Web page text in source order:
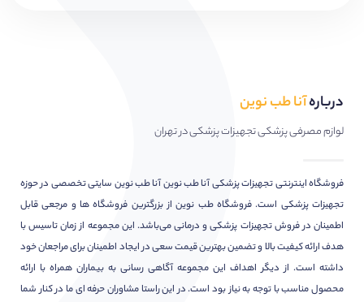
دربارهآنا طب نوین
لوازم مصرفی پزشکی تجهیزات پزشکی در تهران
فروشگاه اینترنتی تجهیزات پزشکی آنا طب نوین آنا طب نوین سایتی تخصصی در حوزه
تجهیزات پزشکی است. فروشگاه طب نوین از بزرگترین فروشگاه ها و مرجعی قابل
اطمینان در فروش تجهیزات پزشکی و درمانی می‌باشد. این مجموعه از زمان تاسیس با
هدف ارائه کیفیت بالا و تضمین بهترین قیمت سعی در ایجاد اطمینان برای مراجعان خود
داشته است. از دیگر اهداف این مجموعه آگاهی رسانی به بیماران همراه با ارائه
محصول مناسب با توجه به نیاز بود است. در این راستا مشاوران حرفه ای ما در کنار شما